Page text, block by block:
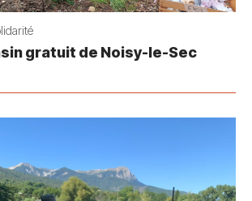
gratuit de Noisy-le-Sec